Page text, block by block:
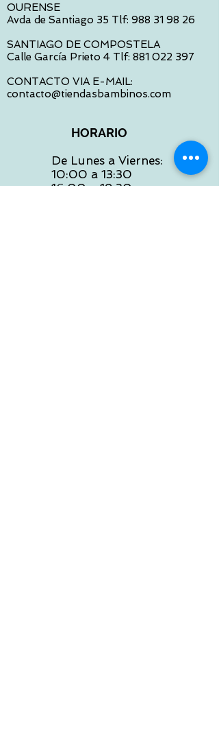
OURENSE
Avda de Santiago 35 Tlf: 988 31 98 26
SANTIAGO DE COMPOSTELA
Calle García Prieto 4 Tlf: 881 022 397
CONTACTO VIA E-MAIL:
contacto@tiendasbambinos.com
HORARIO
De Lunes a Viernes:
10:00 a 13:30
16:00 a 19:30